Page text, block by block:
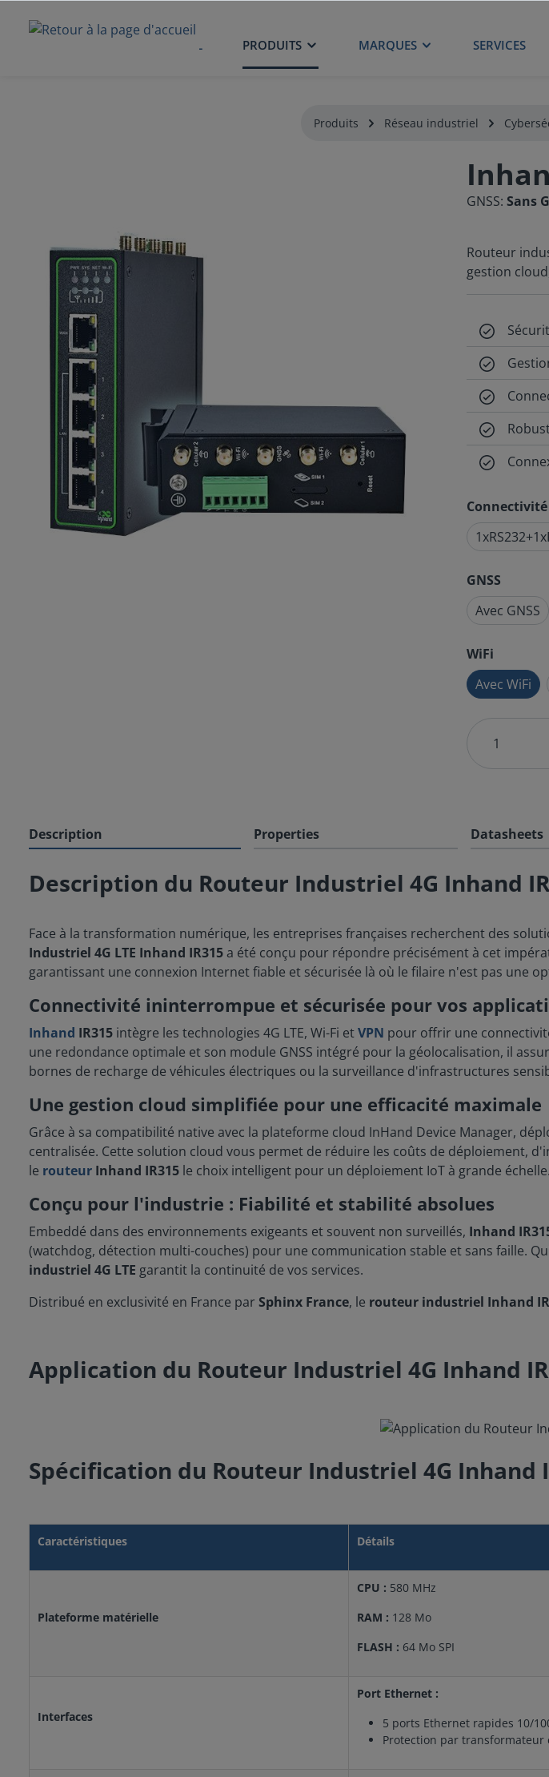
ACCUEIL PRODUITS MARQUES SERVICES
Produits Réseau industriel
GNSS: Sans
Routeur
gestion
Connectivité
GNSS
Avec GNSS
WiFi
Avec WiFi
Description Properties Datasheets
Description du Routeur Industriel 4G Inhand
Face à la transformation numérique, les entreprises françaises recherchent des
Industriel 4G LTE Inhand IR315a été conçu pour répondre précisément à cet
garantissant une connexion Internet fiable et sécurisée là où le filaire n'est pas une
Connectivité ininterrompue et sécurisée pour vos
Inhand IR315 intègre les technologies 4G LTE, Wi-Fi etVPN pour offrir une
une redondance optimale et son module GNSS intégré pour la géolocalisation, il
bornes de recharge de véhicules électriques ou la surveillance d'infrastructures
Une gestion cloud simplifiée pour une efficacité maximale
Grâce à sa compatibilité native avec la plateforme cloud InHand Device Manager,
centralisée. Cette solution cloud vous permet de réduire les coûts de déploiement,
le routeur Inhand IR315 le choix intelligent pour un déploiement IoT à grande échelle.
Conçu pour l'industrie : Fiabilité et stabilité absolues
Embeddé dans des environnements exigeants et souvent non surveillés, Inhand
(watchdog, détection multi-couches) pour une communication stable et sans faille.
industriel 4G LTE garantit la continuité de vos services.
Distribué en exclusivité en France par Sphinx France, le routeur industriel Inhand
Application du Routeur Industriel 4G Inhand
Spécification du Routeur Industriel 4G Inhand
Caractéristiques Détails
Plateforme matérielle
CPU : 580 MHz
RAM : 128 Mo
FLASH : 64 Mo SPI
Interfaces
Port Ethernet :
5 ports Ethernet rapides 10/
Protection par transformateur